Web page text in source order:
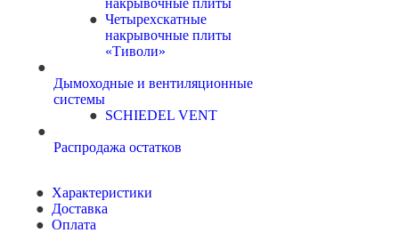
накрывочные плиты
Четырехскатные
накрывочные плиты
«Тиволи»
Дымоходные и вентиляционные
системы
SCHIEDEL VENT
Распродажа остатков
Характеристики
Доставка
Оплата